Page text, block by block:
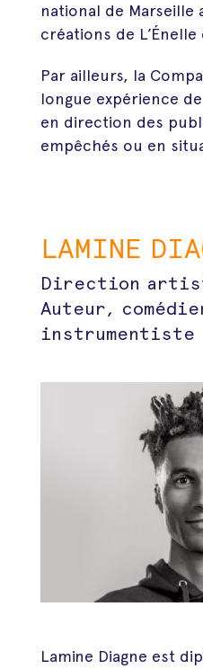
national de Marseille
créations de L’Énelle
Par ailleurs, la
longue expérience
en direction des
empêchés ou en
LAMINE
Direction
Auteur,
instrumentiste
Lamine Diagne est